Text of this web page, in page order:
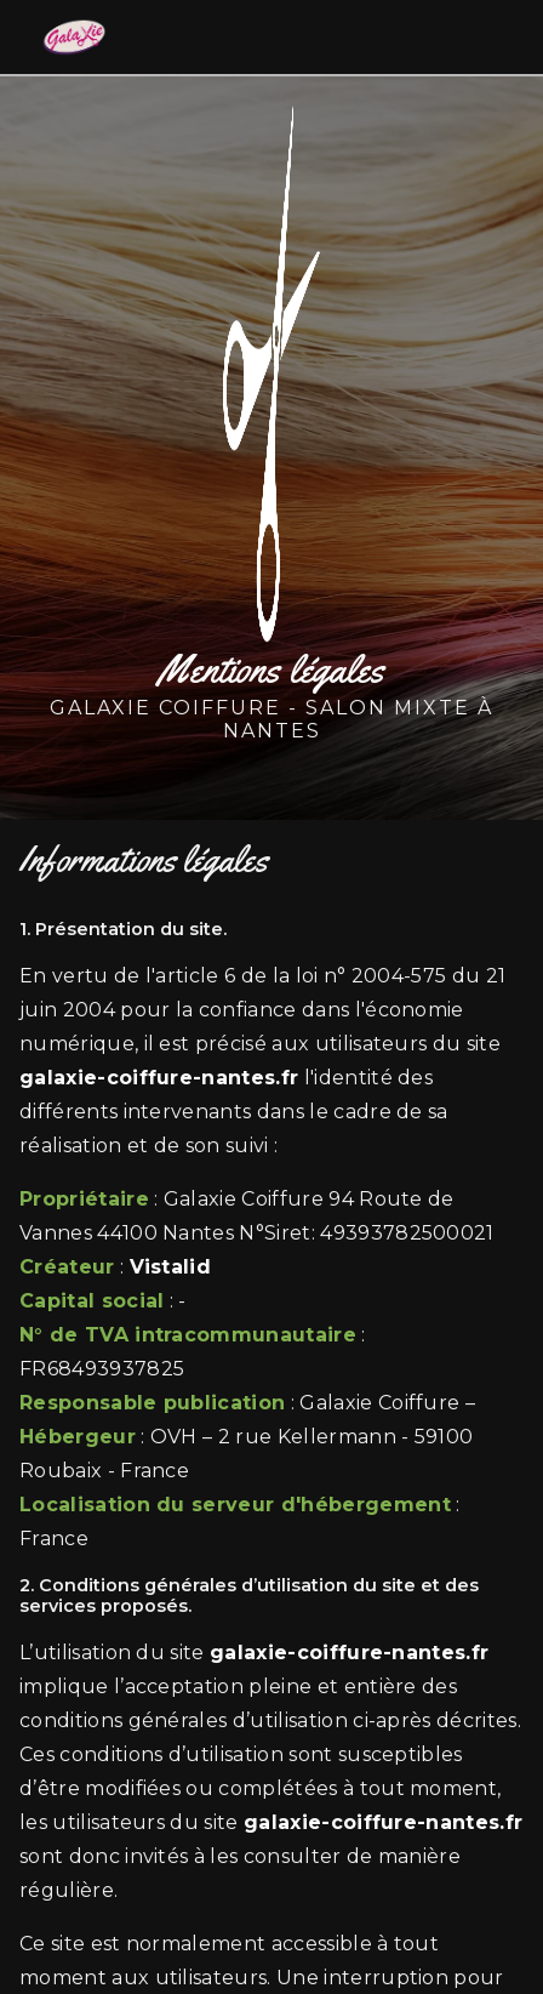
Mentions légales
GALAXIE COIFFURE - SALON MIXTE À
NANTES
Informations légales
1. Présentation du site.
En vertu de l'article 6 de la loi n° 2004-575 du 21
juin 2004 pour la confiance dans l'économie
numérique, il est précisé aux utilisateurs du site
galaxie-coiffure-nantes.fr l'identité des
différents intervenants dans le cadre de sa
réalisation et de son suivi :
Propriétaire : Galaxie Coiffure 94 Route de
Vannes 44100 Nantes N°Siret: 49393782500021
Créateur : Vistalid
Capital social : -
N° de TVA intracommunautaire :
FR68493937825
Responsable publication : Galaxie Coiffure –
Hébergeur: OVH – 2 rue Kellermann - 59100
Roubaix - France
Localisation du serveur d'hébergement:
France
2. Conditions générales d’utilisation du site et des
services proposés.
L’utilisation du site galaxie-coiffure-nantes.fr
implique l’acceptation pleine et entière des
conditions générales d’utilisation ci-après décrites.
Ces conditions d’utilisation sont susceptibles
d’être modifiées ou complétées à tout moment,
les utilisateurs du site galaxie-coiffure-nantes.fr
sont donc invités à les consulter de manière
régulière.
Ce site est normalement accessible à tout
moment aux utilisateurs. Une interruption pour